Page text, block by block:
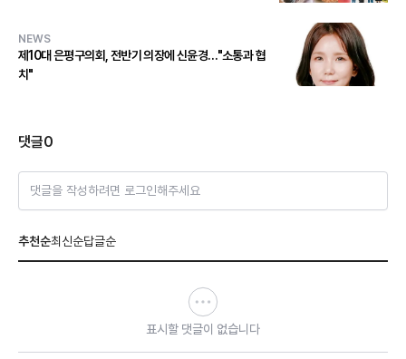
NEWS
제10대 은평구의회, 전반기 의장에 신윤경…"소통과 협
치"
댓글0
댓글을 작성하려면 로그인해주세요
추천순최신순답글순
표시할 댓글이 없습니다